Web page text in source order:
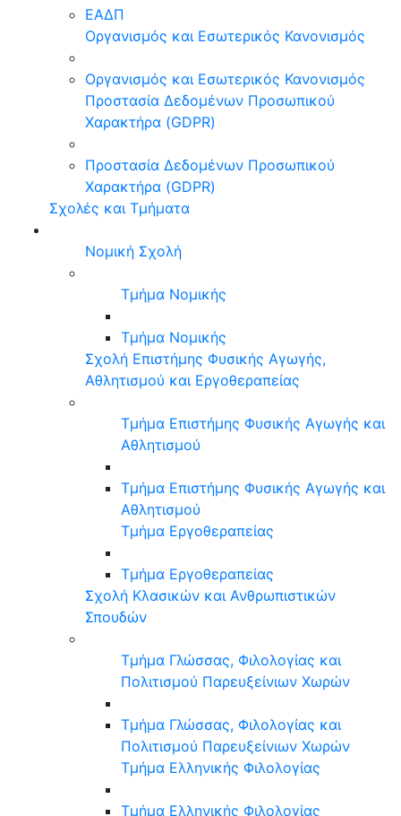
ΕΑΔΠ
Οργανισμός και Εσωτερικός Κανονισμός
Οργανισμός και Εσωτερικός Κανονισμός
Προστασία Δεδομένων Προσωπικού
Χαρακτήρα (GDPR)
Προστασία Δεδομένων Προσωπικού
Χαρακτήρα (GDPR)
Σχολές και Τμήματα
Νομική Σχολή
Τμήμα Νομικής
Τμήμα Νομικής
Σχολή Επιστήμης Φυσικής Αγωγής,
Αθλητισμού και Εργοθεραπείας
Τμήμα Επιστήμης Φυσικής Αγωγής και
Αθλητισμού
Τμήμα Επιστήμης Φυσικής Αγωγής και
Αθλητισμού
Τμήμα Εργοθεραπείας
Τμήμα Εργοθεραπείας
Σχολή Κλασικών και Ανθρωπιστικών
Σπουδών
Τμήμα Γλώσσας, Φιλολογίας και
Πολιτισμού Παρευξείνιων Χωρών
Τμήμα Γλώσσας, Φιλολογίας και
Πολιτισμού Παρευξείνιων Χωρών
Τμήμα Ελληνικής Φιλολογίας
Τμήμα Ελληνικής Φιλολογίας